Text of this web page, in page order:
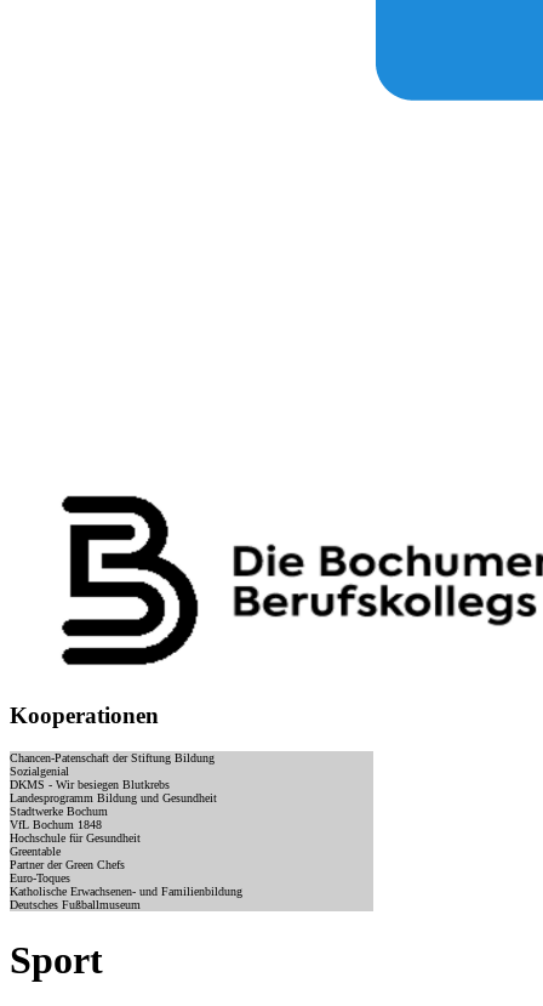
Kooperationen
Chancen-Patenschaft der Stiftung Bildung
Sozialgenial
DKMS - Wir besiegen Blutkrebs
Landesprogramm Bildung und Gesundheit
Stadtwerke Bochum
VfL Bochum 1848
Hochschule für Gesundheit
Greentable
Partner der Green Chefs
Euro-Toques
Katholische Erwachsenen- und Familienbildung
Deutsches Fußballmuseum
Sport